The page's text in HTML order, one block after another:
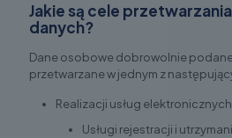
Jakie są cele
danych?
Dane osobowe dobrowolnie
przetwarzane w jednym z
Realizacji usług
Usługi rejestracji i